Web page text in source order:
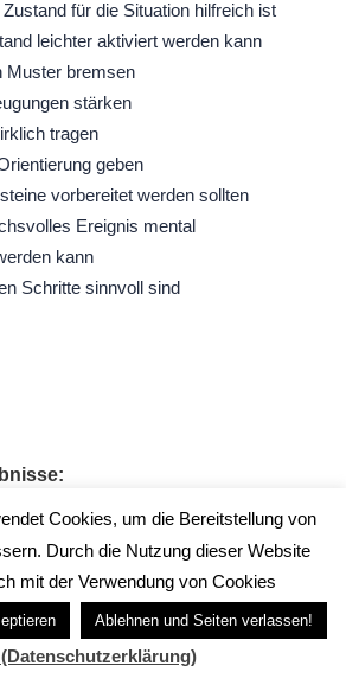
für die Situation hilfreich ist
leichter aktiviert werden kann
Muster bremsen
stärken
tragen
geben
vorbereitet werden sollten
Ereignis mental
kann
Schritte sinnvoll sind
Cookies, um die Bereitstellung von
Durch die Nutzung dieser Website
mit der Verwendung von Cookies
Ablehnen und Seiten verlassen!